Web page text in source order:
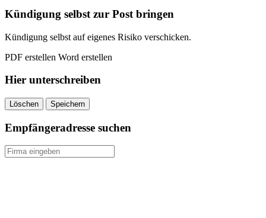
quantity
Kündigung selbst zur Post bringen
Kündigung selbst auf eigenes Risiko verschicken.
PDF erstellen Word erstellen
Hier unterschreiben
Löschen Speichern
Empfängeradresse suchen